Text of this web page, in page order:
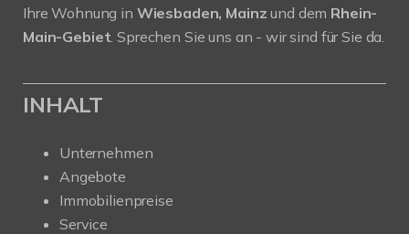
Ihre Wohnung in Wiesbaden, Mainzund dem Rhein-
Main-Gebiet. Sprechen Sie uns an - wir sind für Sie da.
INHALT
Unternehmen
Angebote
Immobilienpreise
Service